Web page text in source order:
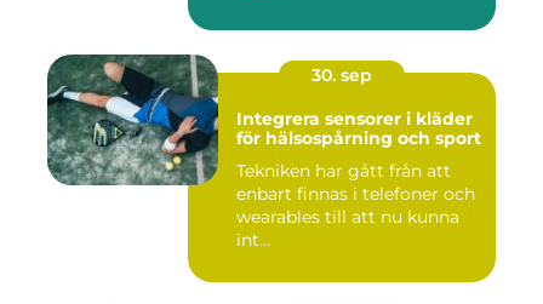
30. sep
Integrera sensorer i kläder
för hälsospårning och sport
Tekniken har gått från att
enbart finnas i telefoner och
wearables till att nu kunna
int...